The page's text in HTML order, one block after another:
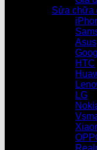
Sửa chữa
Asus
HTC
LG